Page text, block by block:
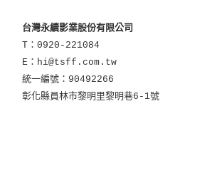
台灣永續影業股份有限公司
T：0920-221084
E：hi@tsff.com.tw
統一編號：90492266
彰化縣員林市黎明里黎明巷6-1號